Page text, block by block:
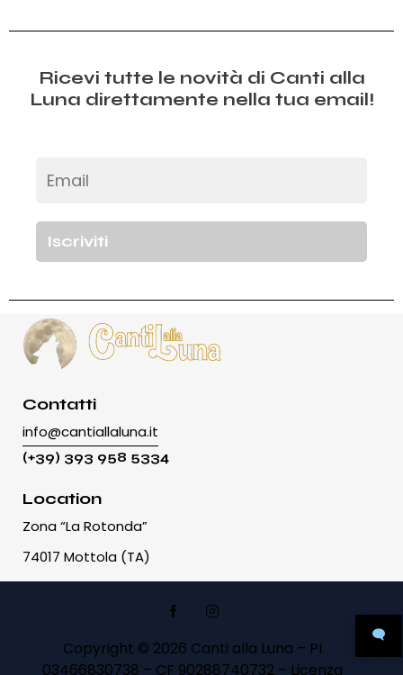
Ricevi tutte le novità di Canti alla
Luna direttamente nella tua email!
Contatti
info@cantiallaluna.it
(+39) 393 958 5334
Location
Zona “La Rotonda”
74017 Mottola (TA)
Copyright © 2026 Canti alla Luna – PI
03466830738 – CF 90288740732 – Licenza